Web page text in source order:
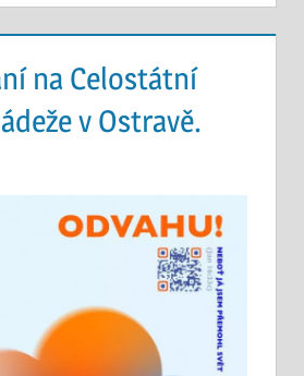
na Celostátní
v Ostravě.